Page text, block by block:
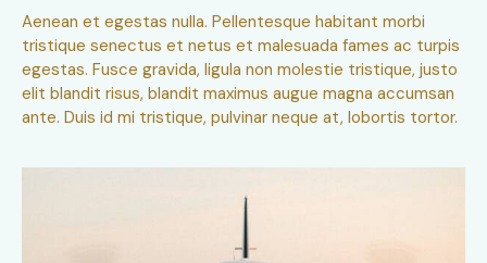
Aenean et egestas nulla. Pellentesque habitant morbi
tristique senectus et netus et malesuada fames ac turpis
egestas. Fusce gravida, ligula non molestie tristique, justo
elit blandit risus, blandit maximus augue magna accumsan
ante. Duis id mi tristique, pulvinar neque at, lobortis tortor.